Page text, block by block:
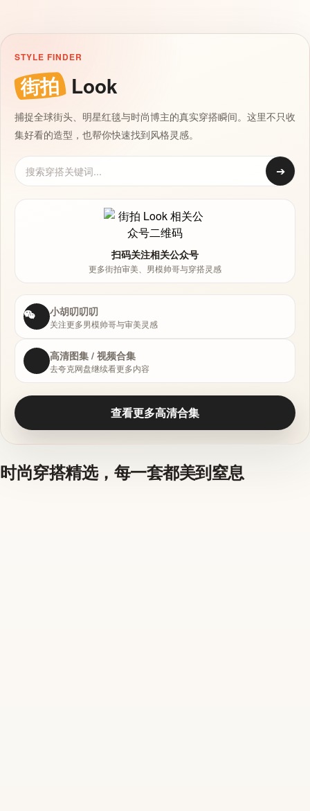
STYLE FINDER
街拍 Look
捕捉全球街头、明星红毯与时尚博主的真实穿搭瞬间。这里不只收
集好看的造型，也帮你快速找到风格灵感。
➔
扫码关注相关公众号
更多街拍审美、男模帅哥与穿搭灵感
小胡叨叨叨
关注更多男模帅哥与审美灵感
高清图集 / 视频合集
去夸克网盘继续看更多内容
查看更多高清合集
时尚穿搭精选，每一套都美到窒息